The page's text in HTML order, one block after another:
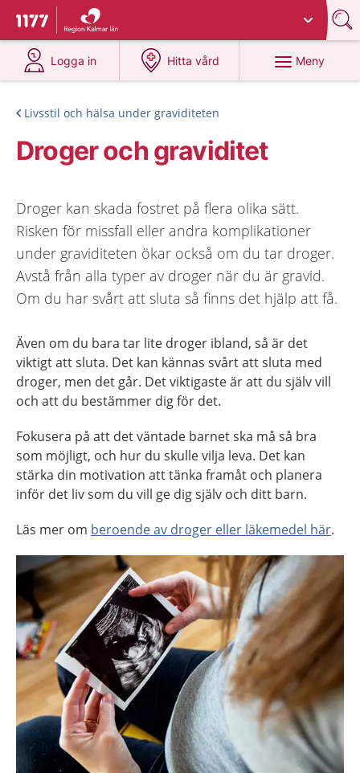
Till startsidan för 1177
Du har valt region
Logga in
på 1177.se
Hitta vård
på 1177.se
Meny
Livsstil och hälsa under graviditeten
Droger och graviditet
Droger kan skada fostret på flera olika sätt.
Risken för missfall eller andra komplikationer
under graviditeten ökar också om du tar droger.
Avstå från alla typer av droger när du är gravid.
Om du har svårt att sluta så finns det hjälp att få.
Även om du bara tar lite droger ibland, så är det
viktigt att sluta. Det kan kännas svårt att sluta med
droger, men det går. Det viktigaste är att du själv vill
och att du bestämmer dig för det.
Fokusera på att det väntade barnet ska må så bra
som möjligt, och hur du skulle vilja leva. Det kan
stärka din motivation att tänka framåt och planera
inför det liv som du vill ge dig själv och ditt barn.
Läs mer om beroende av droger eller läkemedel här.